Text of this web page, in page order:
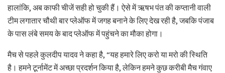
हालांकि, अब काफी चीजें सही हो चुकी हैं। ऐसे में ऋषभ पंत की कप्तानी वाली
टीम लगातार चौथी बार प्लेऑफ में जगह बनाने के लिए देख रही है, जबकि पंजाब
के पास लंबे समय के बाद प्लेऑफ में पहुंचने का मौका होगा।
मैच से पहले कुलदीप यादव ने कहा है, “यह हमारे लिए करो या मरो की स्थिति
है। हमने टूर्नामेंट में अच्छा प्रदर्शन किया है, लेकिन हमने कुछ करीबी मैच गंवाए